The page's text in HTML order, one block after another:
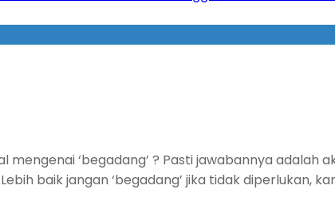
‘begadang’ ? Pasti jawabannya adalah
baik jangan ‘begadang’ jika tidak diperlukan,